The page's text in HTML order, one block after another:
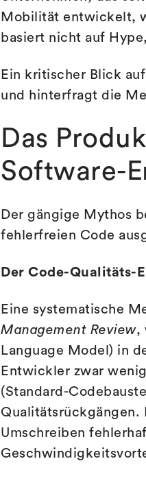
Mobilität entwickelt,
basiert nicht auf
Ein kritischer Blick
und hinterfragt die
Das
Software-
Der gängige Mythos
fehlerfreien Code
Der Code-Qualitäts-
Eine systematische
Management Review,
Language Model) in
Entwickler zwar
(Standard-
Qualitätsrückgängen.
Umschreiben